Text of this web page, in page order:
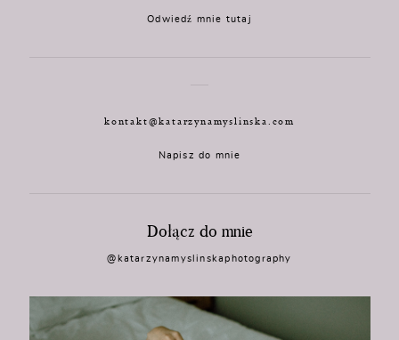
Odwiedź mnie tutaj
kontakt@katarzynamyslinska.com
Napisz do mnie
Dołącz do mnie
@katarzynamyslinskaphotography